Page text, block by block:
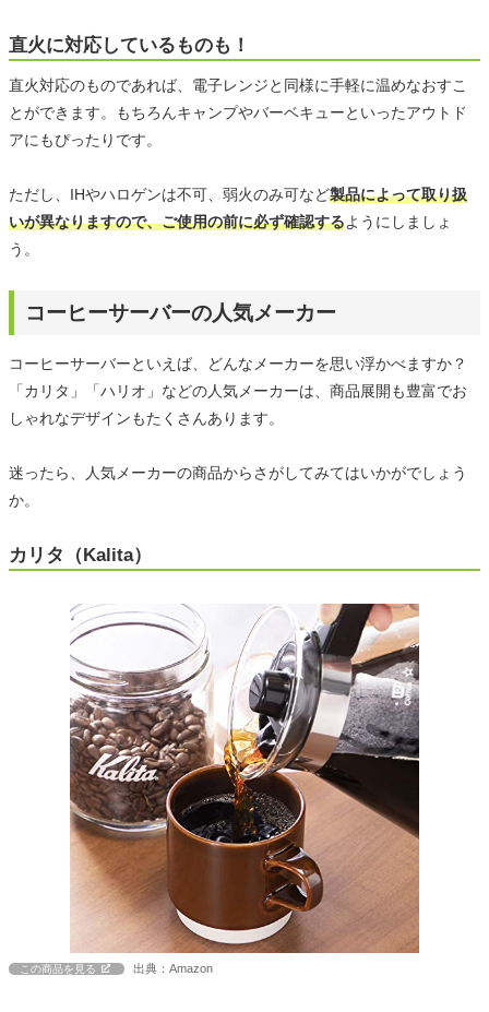
直火に対応しているものも！
直火対応のものであれば、電子レンジと同様に手軽に温めなおすこ
とができます。もちろんキャンプやバーベキューといったアウトド
アにもぴったりです。
ただし、IHやハロゲンは不可、弱火のみ可など製品によって取り扱
いが異なりますので、ご使用の前に必ず確認するようにしましょ
う。
コーヒーサーバーの人気メーカー
コーヒーサーバーといえば、どんなメーカーを思い浮かべますか？
「カリタ」「ハリオ」などの人気メーカーは、商品展開も豊富でお
しゃれなデザインもたくさんあります。
迷ったら、人気メーカーの商品からさがしてみてはいかがでしょう
か。
カリタ（Kalita）
この商品を見る 出典：Amazon